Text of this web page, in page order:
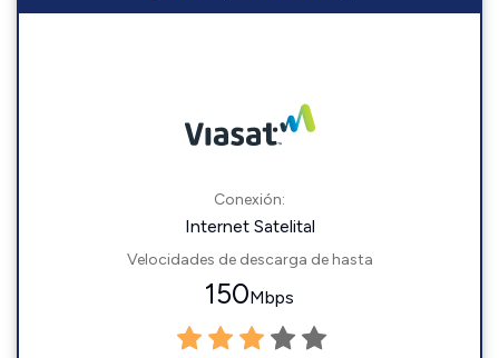
Conexión:
Internet Satelital
Velocidades de descarga de hasta
150Mbps